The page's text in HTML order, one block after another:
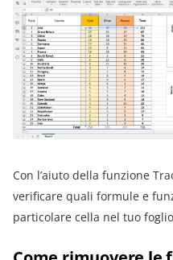
Con l’aiuto della funzione
verificare quali formule e
particolare cella nel tuo